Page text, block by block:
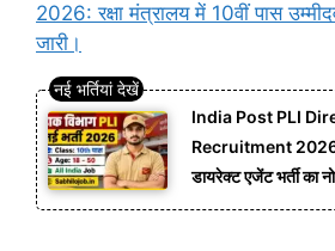
2026: रक्षा मंत्रालय में 10वीं पास
जारी।
India Post PLI
Recruitment 2026:
डायरेक्ट एजेंट भर्ती का